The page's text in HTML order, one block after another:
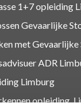
1+7opleiding
Gevaarlijke
met Gevaarlijke
ADR
Limburg
opleiding